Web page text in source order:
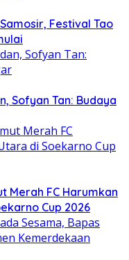
Festival Tao
Sofyan Tan: Budaya
Merah FC Harumkan
Cup 2026